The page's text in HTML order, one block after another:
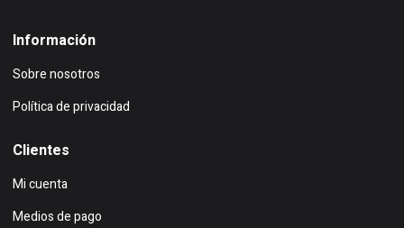
Información
Sobre nosotros
Política de privacidad
Clientes
Mi cuenta
Medios de pago